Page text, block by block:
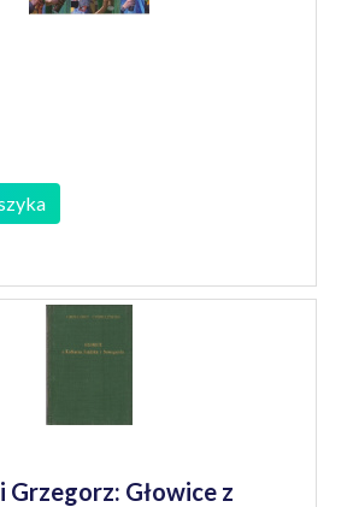
Grzegorz: Głowice z